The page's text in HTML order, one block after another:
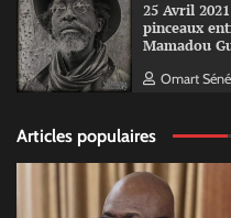
25 Avril
pinceaux
Mamadou
Omart
Articles populaires